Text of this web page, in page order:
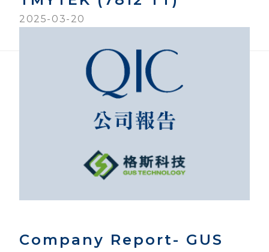
2025-03-20
Company Report- GUS